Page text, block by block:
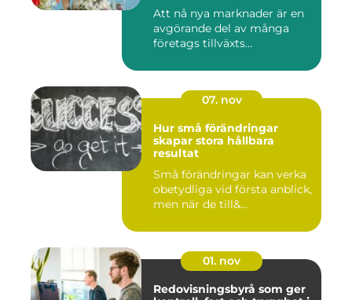
Att nå nya marknader är en
avgörande del av många
företags tillväxts...
07. nov
Hur små förändringar
skapar stora hållbara
resultat
Små förändringar kan verka
obetydliga vid första anblick,
men när de till&...
01. nov
Redovisningsbyrå som ger